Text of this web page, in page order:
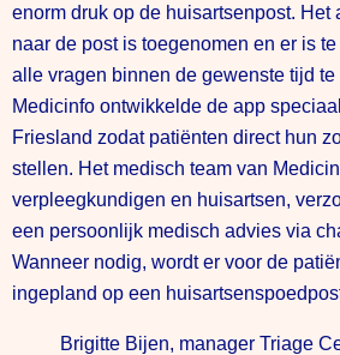
enorm druk op de huisartsenpost. Het
naar de post is toegenomen en er is
alle vragen binnen de gewenste tijd
Medicinfo ontwikkelde de app
Friesland zodat patiënten direct hun
stellen. Het medisch team van
verpleegkundigen en huisartsen,
een persoonlijk medisch advies via
Wanneer nodig, wordt er voor de
ingepland op een
Brigitte Bijen, manager Triage